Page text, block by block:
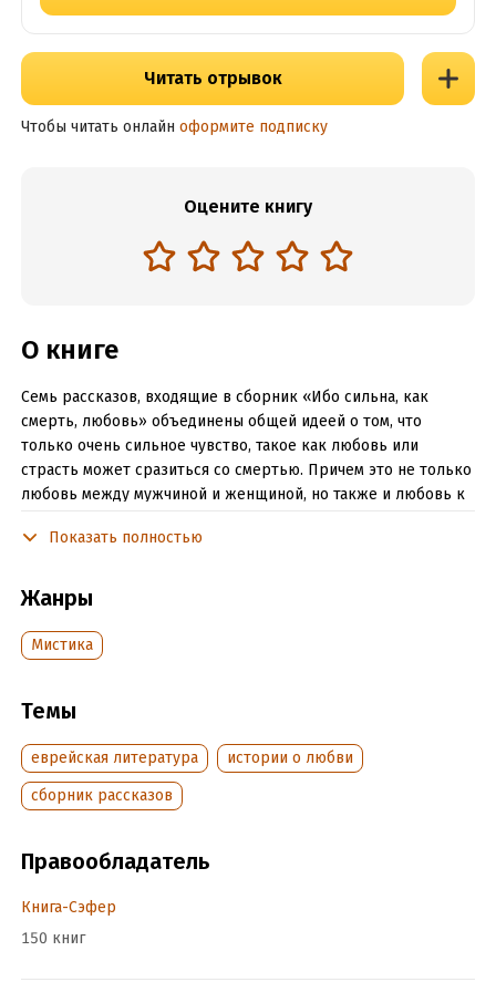
Читать отрывок
Чтобы читать онлайн оформите подписку
Оцените книгу
О книге
Семь рассказов, входящие в сборник «Ибо сильна, как
смерть, любовь» объединены общей идеей о том, что
только очень сильное чувство, такое как любовь или
страсть может сразиться со смертью. Причем это не только
любовь между мужчиной и женщиной, но также и любовь к
деньгам, к своему делу. Каждый из рассказов
мистические явления происходят на фоне реальной жизни,
в которую вторгается смерть.
Дата написания:
Объем:528988
Год издания:2013
Дата поступления:21 ноября 2017
Показать полностью
Жанры
Мистика
Темы
еврейская литература
истории о любви
сборник рассказов
Правообладатель
Книга-Сэфер
150 книг